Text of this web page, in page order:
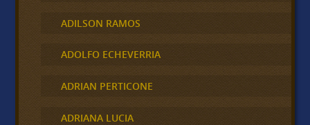
ADILSON RAMOS
ADOLFO ECHEVERRIA
ADRIAN PERTICONE
ADRIANA LUCIA